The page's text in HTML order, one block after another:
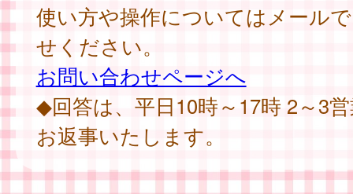
使い方や操作についてはメール
せください。
お問い合わせページへ
◆回答は、平日10時～17時 2～3
お返事いたします。